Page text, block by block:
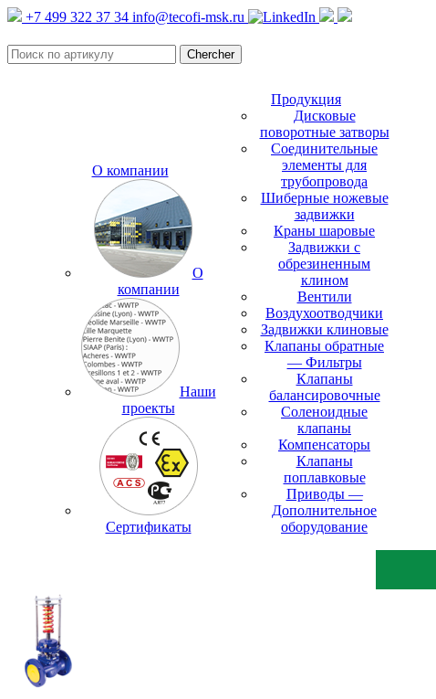
+7 499 322 37 34 info@tecofi-msk.ru
О компании
О
компании
Наши
проекты
Сертификаты
Продукция
Дисковые
поворотные затворы
Соединительные
элементы для
трубопровода
Шиберные ножевые
задвижки
Краны шаровые
Задвижки с
обрезиненным
клином
Вентили
Воздухоотводчики
Задвижки клиновые
Клапаны обратные
— Фильтры
Клапаны
балансировочные
Соленоидные
клапаны
Компенсаторы
Клапаны
поплавковые
Приводы —
Дополнительное
оборудование